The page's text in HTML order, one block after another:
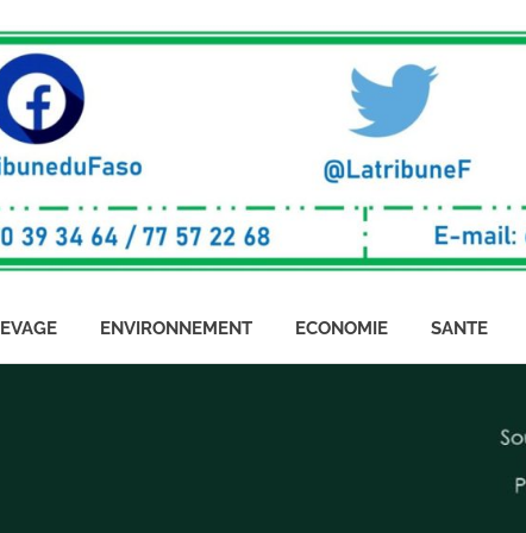
ENVIRONNEMENT ECONOMIE SANTE